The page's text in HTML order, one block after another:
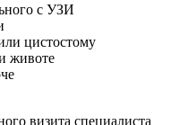
с УЗИ
цистостому
животе
визита специалиста